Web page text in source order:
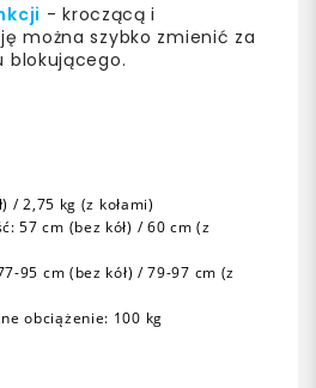
- kroczącą i
można szybko zmienić za
blokującego.
/ 2,75 kg (z kołami)
57 cm (bez kół) / 60 cm (z
95 cm (bez kół) / 79-97 cm (z
obciążenie: 100 kg